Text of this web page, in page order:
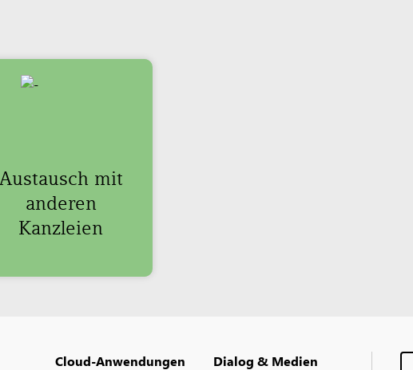
mit
anderen
Kanzleien
Cloud-Anwendungen Dialog & Medien